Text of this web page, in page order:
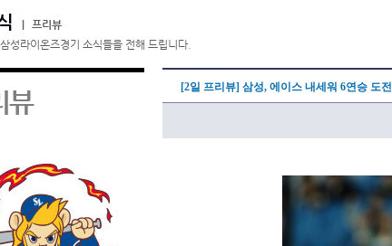
프리뷰
성라이온즈경기 소식들을 전해 드립니다.
뷰 [2일 프리뷰] 삼성, 에이스 내세워 6연승 도전